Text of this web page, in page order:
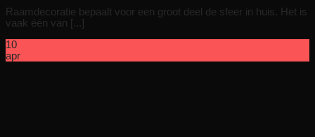
Raamdecoratie bepaalt voor een groot deel de sfeer in huis. Het is
vaak één van [...]
10
apr